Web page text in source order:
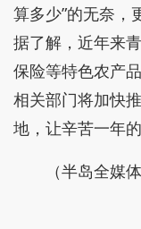
算多少”的无奈，
据了解，近年来
保险等特色农产
相关部门将加快
地，让辛苦一年的
（半岛全媒